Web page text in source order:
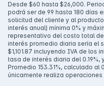
Desde $60 hasta $26,000.
podrá ser de 99 hasta 180 días
solicitud del cliente y al
interés anual) mínima 0% y
representativo del costo total
interés promedio diaria sería el
$1,101.87 incluyendo IVA de los
tasa de interés diaria del 0.19%,
Promedio 153.31%, calculado al
únicamente realiza operaciones